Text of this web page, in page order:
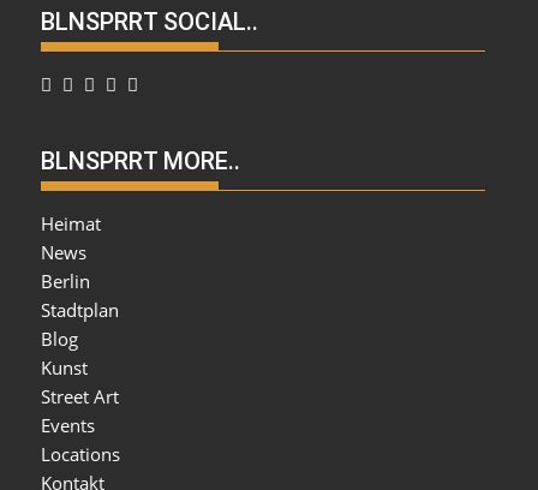
BLNSPRRT SOCIAL..
BLNSPRRT MORE..
Heimat
News
Berlin
Stadtplan
Blog
Kunst
Street Art
Events
Locations
Kontakt